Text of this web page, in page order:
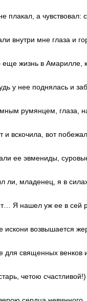
плакал, а чувствовал:
внутри мне глаза и
еще жизнь в Амарилле,
у нее поднялась и
румянцем, глаза,
и вскочила, вот
ее эвмениды,
ли, младенец, я в
Я нашел уж ее в сей
искони возвышается
для священных венков
четою